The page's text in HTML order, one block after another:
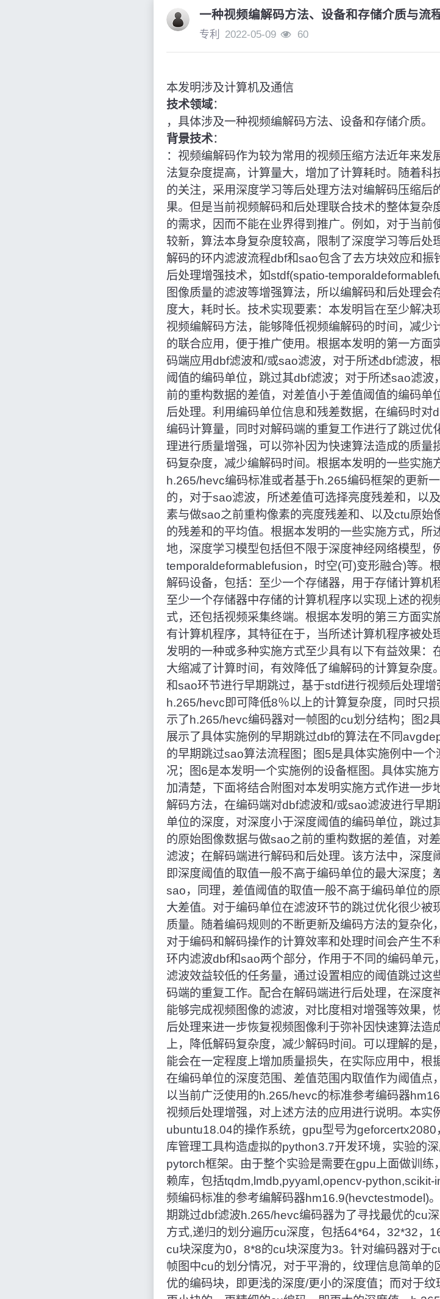
一种视频编解码方法、设备和存储介质与流
专利 2022-05-09 60
本发明涉及计算机及通信
技术领域：
，具体涉及一种视频编解码方法、设备和存储介质。
背景技术：
：视频编解码作为较为常用的视频压缩方法近年来
法复杂度提高，计算量大，增加了计算耗时。随着
的关注，采用深度学习等后处理方法对编解码压缩
果。但是当前视频解码和后处理联合技术的整体复杂
的需求，因而不能在业界得到推广。例如，对于当
较新，算法本身复杂度较高，限制了深度学习等后
解码的环内滤波流程dbf和sao包含了去方块效应和
后处理增强技术，如stdf(spatio-
图像质量的滤波等增强算法，所以编解码和后处理
度大，耗时长。技术实现要素：本发明旨在至少解
视频编解码方法，能够降低视频编解码的时间，减
的联合应用，便于推广使用。根据本发明的第一方
码端应用dbf滤波和/或sao滤波，对于所述dbf滤波，
阈值的编码单位，跳过其dbf滤波；对于所述sao滤
前的重构数据的差值，对差值小于差值阈值的编码单
后处理。利用编码单位信息和残差数据，在编码时
编码计算量，同时对解码端的重复工作进行了跳过优
理进行质量增强，可以弥补因为快速算法造成的质
码复杂度，减少编解码时间。根据本发明的一些实
h.265/hevc编码标准或者基于h.265编码框架的更新
的，对于sao滤波，所述差值可选择亮度残差和，以
素与做sao之前重构像素的亮度残差和、以及ctu原
的残差和的平均值。根据本发明的一些实施方式，所
地，深度学习模型包括但不限于深度神经网络模型，
temporaldeformablefusion，时空(可)变形融合)等。
解码设备，包括：至少一个存储器，用于存储计算机
至少一个存储器中存储的计算机程序以实现上述的
式，还包括视频采集终端。根据本发明的第三方面
有计算机程序，其特征在于，当所述计算机程序被
发明的一种或多种实施方式至少具有以下有益效果
大缩减了计算时间，有效降低了编解码的计算复杂
和sao环节进行早期跳过，基于stdf进行视频后处理
h.265/hevc即可降低8％以上的计算复杂度，同时只
示了h.265/hevc编码器对一帧图的cu划分结构；图2
展示了具体实施例的早期跳过dbf的算法在不同
的早期跳过sao算法流程图；图5是具体实施例中一
况；图6是本发明一个实施例的设备框图。具体实施
加清楚，下面将结合附图对本发明实施方式作进一
解码方法，在编码端对dbf滤波和/或sao滤波进行早
单位的深度，对深度小于深度阈值的编码单位，跳
的原始图像数据与做sao之前的重构数据的差值，对
滤波；在解码端进行解码和后处理。该方法中，深度
即深度阈值的取值一般不高于编码单位的最大深度
sao，同理，差值阈值的取值一般不高于编码单位的
大差值。对于编码单位在滤波环节的跳过优化很少
质量。随着编码规则的不断更新及编码方法的复杂
对于编码和解码操作的计算效率和处理时间会产生
环内滤波dbf和sao两个部分，作用于不同的编码单
滤波效益较低的任务量，通过设置相应的阈值跳过
码端的重复工作。配合在解码端进行后处理，在深度
能够完成视频图像的滤波，对比度相对增强等效果，
后处理来进一步恢复视频图像利于弥补因快速算法
上，降低解码复杂度，减少解码时间。可以理解的是
能会在一定程度上增加质量损失，在实际应用中，
在编码单位的深度范围、差值范围内取值作为阈值
以当前广泛使用的h.265/hevc的标准参考编码器
视频后处理增强，对上述方法的应用进行说明。本实
ubuntu18.04的操作系统，gpu型号为
库管理工具构造虚拟的python3.7开发环境，实验的
pytorch框架。由于整个实验是需要在gpu上面做训
赖库，包括tqdm,lmdb,pyyaml,opencv-
频编码标准的参考编解码器hm16.9(hevctestmodel)
期跳过dbf滤波h.265/hevc编码器为了寻找最优的cu
方式,递归的划分遍历cu深度，包括64*64，32*32，
cu块深度为0，8*8的cu块深度为3。针对编码器对于
帧图中cu的划分情况，对于平滑的，纹理信息简单
优的编码块，即更浅的深度/更小的深度值；而对于